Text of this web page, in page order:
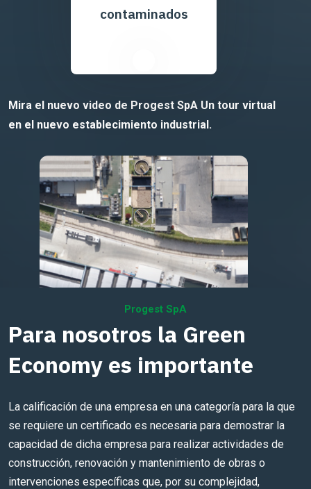
contaminados
Mira el nuevo video de Progest SpA Un tour virtual
en el nuevo establecimiento industrial.
Progest SpA
Para nosotros la Green
Economy es importante
La calificación de una empresa en una categoría para la que
se requiere un certificado es necesaria para demostrar la
capacidad de dicha empresa para realizar actividades de
construcción, renovación y mantenimiento de obras o
intervenciones específicas que, por su complejidad,